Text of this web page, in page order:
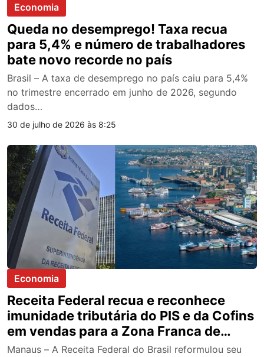
Economia
Queda no desemprego! Taxa recua
para 5,4% e número de trabalhadores
bate novo recorde no país
Brasil – A taxa de desemprego no país caiu para 5,4%
no trimestre encerrado em junho de 2026, segundo
dados…
30 de julho de 2026 às 8:25
Economia
Receita Federal recua e reconhece
imunidade tributária do PIS e da Cofins
em vendas para a Zona Franca de
Manaus
Manaus – A Receita Federal do Brasil reformulou seu